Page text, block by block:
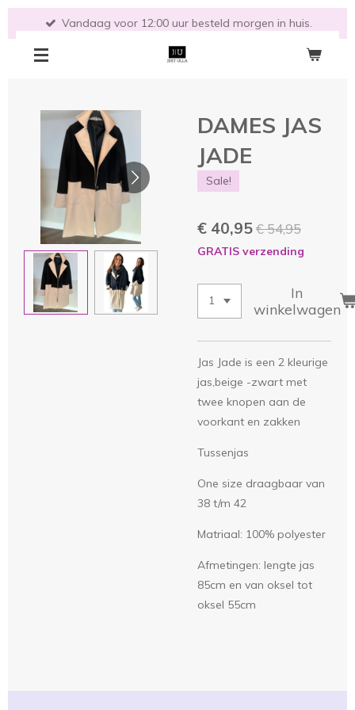
direct
Vandaag voor 12:00 uur besteld morgen in huis.
DAMES JAS
JADE
Sale!
€ 40,95€ 54,95
GRATIS verzending
In
winkelwagen
Jas Jade is een 2 kleurige
jas,beige -zwart met
twee knopen aan de
voorkant en zakken
Tussenjas
One size draagbaar van
38 t/m 42
Matriaal: 100% polyester
Afmetingen: lengte jas
85cm en van oksel tot
oksel 55cm